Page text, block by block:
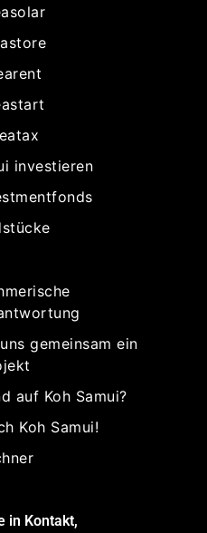
investieren
gemeinsam ein
auf Koh Samui?
Koh Samui!
in Kontakt,